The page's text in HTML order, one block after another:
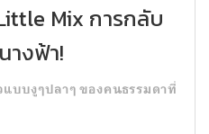
Mix การกลับ
างฟ้า!
วแบบงูๆปลาๆ ของคนธรรมดาที่